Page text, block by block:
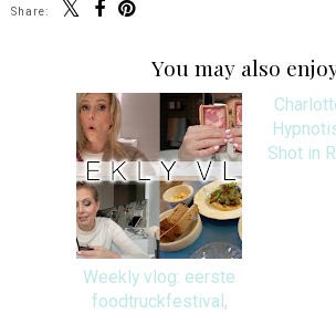
Share:
You may also
Weekly vlog: eerste
foodtruckfestival,